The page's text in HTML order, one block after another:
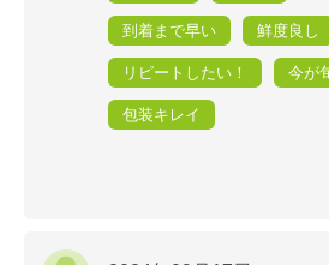
到着まで早い 鮮度良し
リピートしたい！ 今が
包装キレイ